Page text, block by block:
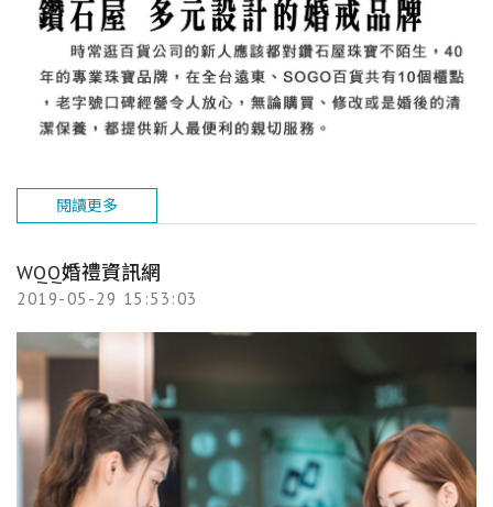
閱讀更多
WQQ婚禮資訊網
2019-05-29 15:53:03